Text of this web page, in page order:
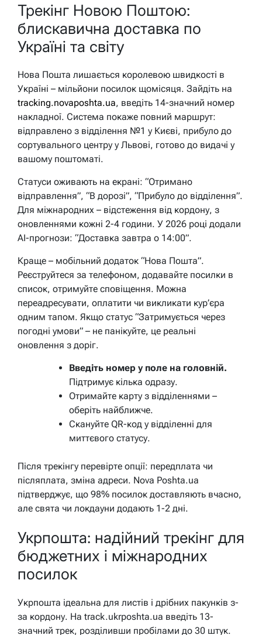
Трекінг Новою Поштою:
блискавична доставка по
Україні та світу
Нова Пошта лишається королевою швидкості в
Україні – мільйони посилок щомісяця. Зайдіть на
tracking.novaposhta.ua, введіть 14-значний номер
накладної. Система покаже повний маршрут:
відправлено з відділення №1 у Києві, прибуло до
сортувального центру у Львові, готово до видачі у
вашому поштоматі.
Статуси оживають на екрані: “Отримано
відправлення”, “В дорозі”, “Прибуло до відділення”.
Для міжнародних – відстеження від кордону, з
оновленнями кожні 2-4 години. У 2026 році додали
AI-прогнози: “Доставка завтра о 14:00”.
Краще – мобільний додаток “Нова Пошта”.
Реєструйтеся за телефоном, додавайте посилки в
список, отримуйте сповіщення. Можна
переадресувати, оплатити чи викликати кур’єра
одним тапом. Якщо статус “Затримується через
погодні умови” – не панікуйте, це реальні
оновлення з доріг.
Введіть номер у поле на головній.
Підтримує кілька одразу.
Отримайте карту з відділеннями –
оберіть найближче.
Скануйте QR-код у відділенні для
миттєвого статусу.
Після трекінгу перевірте опції: передплата чи
післяплата, зміна адреси. Nova Poshta.ua
підтверджує, що 98% посилок доставляють вчасно,
але свята чи локдауни додають 1-2 дні.
Укрпошта: надійний трекінг для
бюджетних і міжнародних
посилок
Укрпошта ідеальна для листів і дрібних пакунків з-
за кордону. На track.ukrposhta.ua введіть 13-
значний трек, розділивши пробілами до 30 штук.